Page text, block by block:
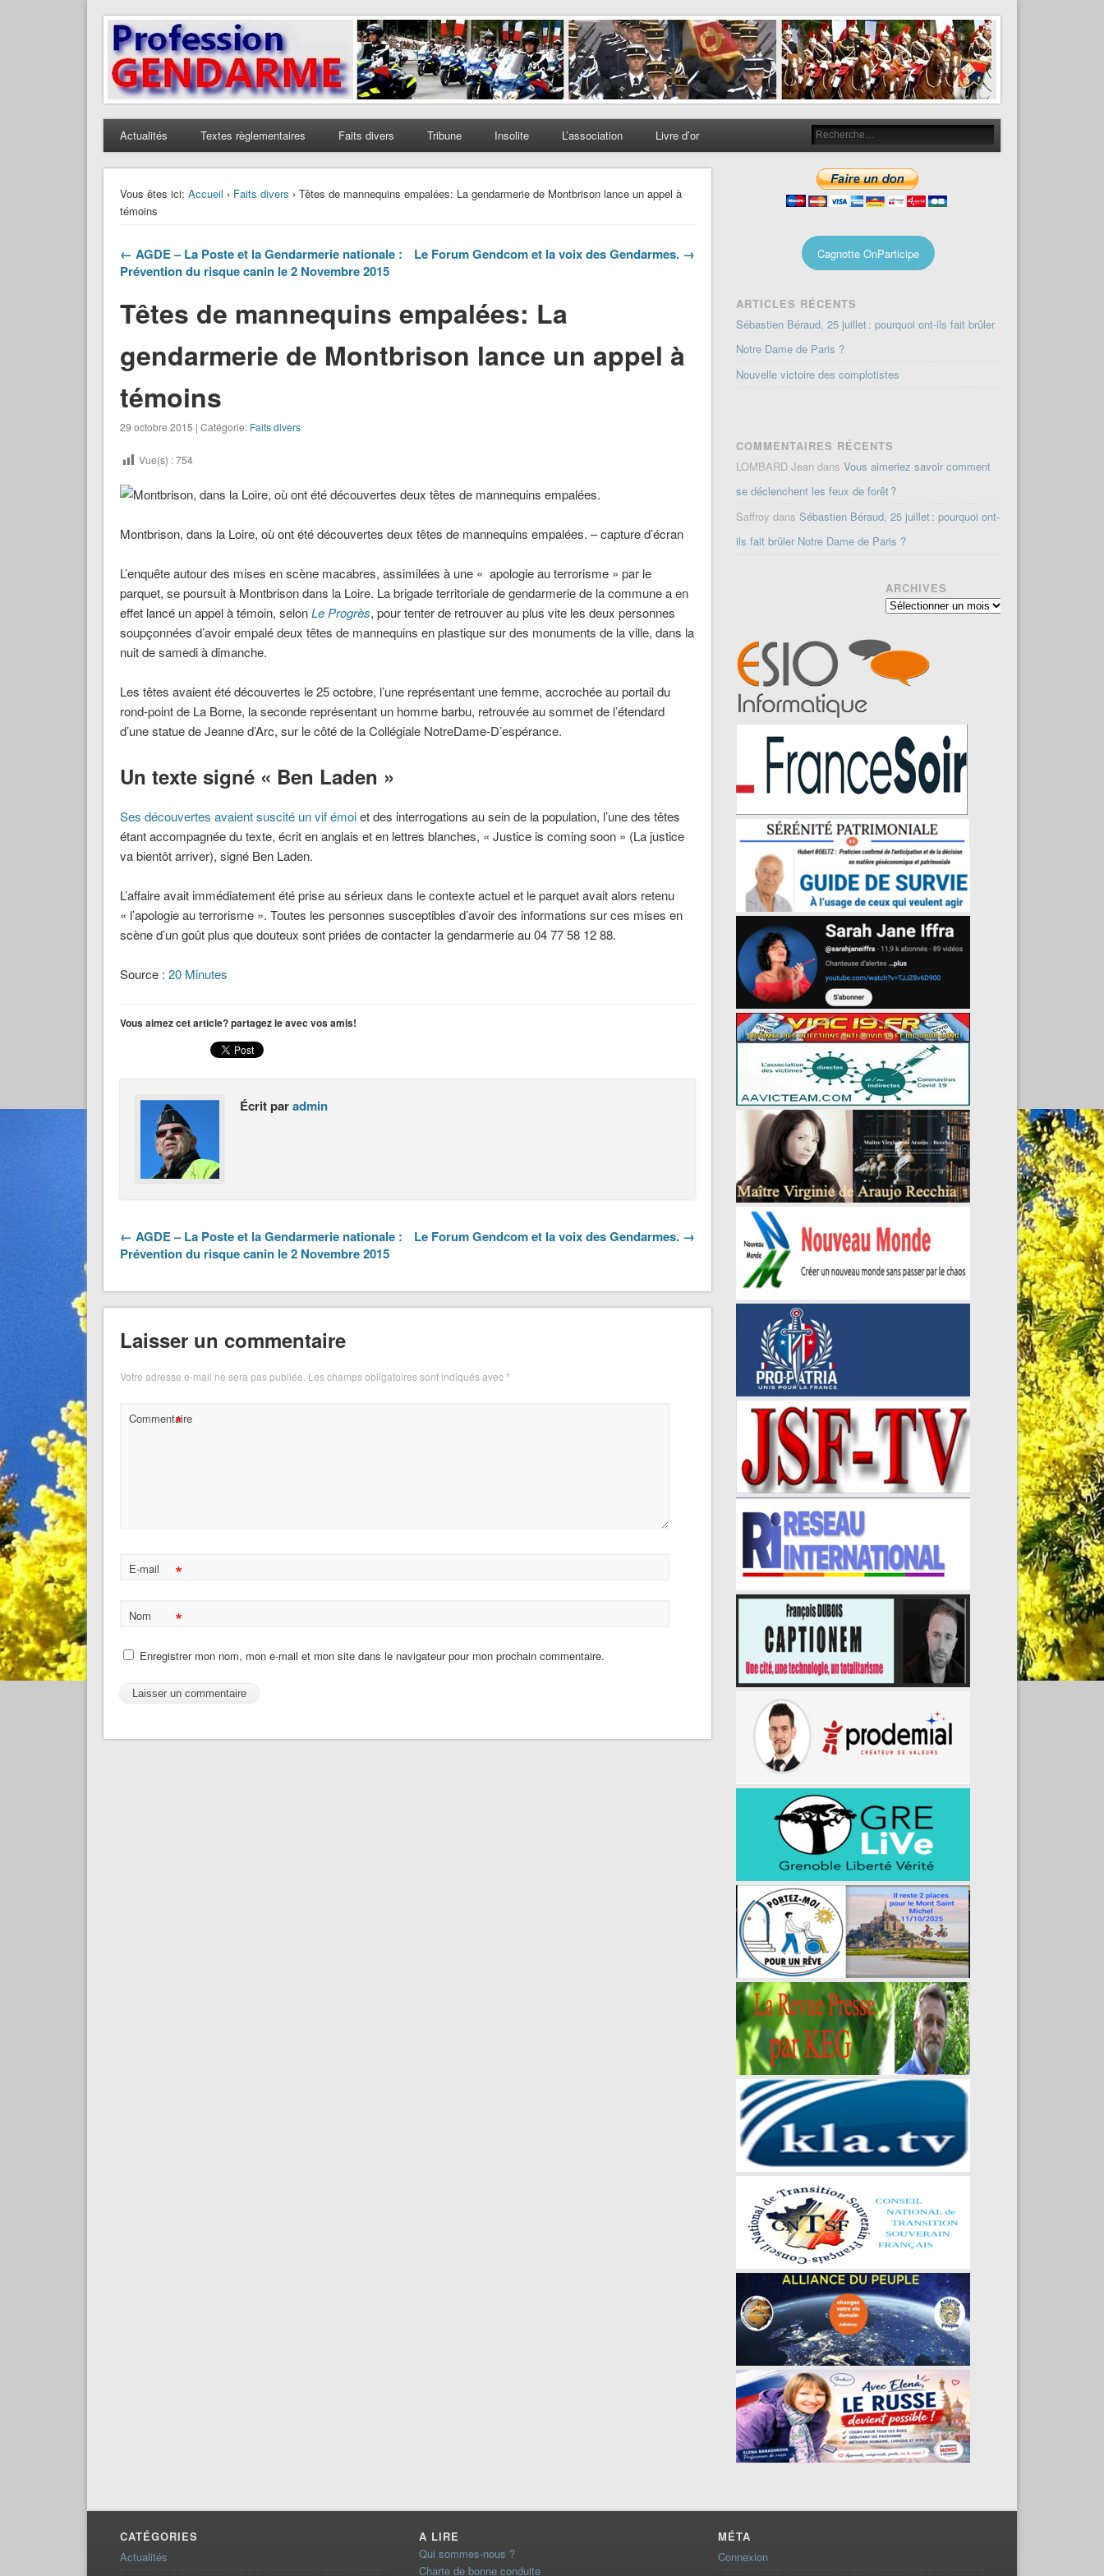
Profession Gendarme
Le journal des gendarmes
Actualités Textes règlementaires Faits divers Tribune Insolite L’association Livre d’or
Vous êtes ici: Accueil › Faits divers › Têtes de mannequins empalées: La gendarmerie de Montbrison lance un appel à
témoins
← AGDE – La Poste et la Gendarmerie nationale :
Prévention du risque canin le 2 Novembre 2015
Le Forum Gendcom et la voix des Gendarmes. →
Têtes de mannequins empalées: La
gendarmerie de Montbrison lance un appel à
témoins
29 octobre 2015 | Catégorie: Faits divers
Vue(s) :754
Montbrison, dans la Loire, où ont été découvertes deux têtes de mannequins empalées. – capture d’écran
L’enquête autour des mises en scène macabres, assimilées à une « apologie au terrorisme » par le
parquet, se poursuit à Montbrison dans la Loire. La brigade territoriale de gendarmerie de la commune a en
effet lancé un appel à témoin, selonLe Progrès, pour tenter de retrouver au plus vite les deux personnes
soupçonnées d’avoir empalé deux têtes de mannequins en plastique sur des monuments de la ville, dans la
nuit de samedi à dimanche.
Les têtes avaient été découvertes le 25 octobre, l’une représentant une femme, accrochée au portail du
rond-point de La Borne, la seconde représentant un homme barbu, retrouvée au sommet de l’étendard
d’une statue de Jeanne d’Arc, sur le côté de la Collégiale NotreDame-D’espérance.
Un texte signé « Ben Laden »
Ses découvertes avaient suscité un vif émoiet des interrogations au sein de la population, l’une des têtes
étant accompagnée du texte, écrit en anglais et en lettres blanches, « Justice is coming soon » (La justice
va bientôt arriver), signé Ben Laden.
L’affaire avait immédiatement été prise au sérieux dans le contexte actuel et le parquet avait alors retenu
« l’apologie au terrorisme ». Toutes les personnes susceptibles d’avoir des informations sur ces mises en
scène d’un goût plus que douteux sont priées de contacter la gendarmerie au 04 77 58 12 88.
Source : 20 Minutes
Vous aimez cet article? partagez le avec vos amis!
Écrit paradmin
← AGDE – La Poste et la Gendarmerie nationale :
Prévention du risque canin le 2 Novembre 2015
Le Forum Gendcom et la voix des Gendarmes. →
Laisser un commentaire
Votre adresse e-mail ne sera pas publiée. Les champs obligatoires sont indiqués avec*
Commentaire
*
E-mail *
Nom *
Enregistrer mon nom, mon e-mail et mon site dans le navigateur pour mon prochain commentaire.
Cagnotte OnParticipe
ARTICLES RÉCENTS
Sébastien Béraud, 25 juillet : pourquoi ont-ils fait brûler
Notre Dame de Paris ?
Nouvelle victoire des complotistes
COMMENTAIRES RÉCENTS
LOMBARD Jean dansVous aimeriez savoir comment
se déclenchent les feux de forêt ?
Saffroy dansSébastien Béraud, 25 juillet : pourquoi ont-
ils fait brûler Notre Dame de Paris ?
ARCHIVES
Archives
CATÉGORIES
Actualités
A LIRE
Qui sommes-nous ?
Charte de bonne conduite
MÉTA
Connexion